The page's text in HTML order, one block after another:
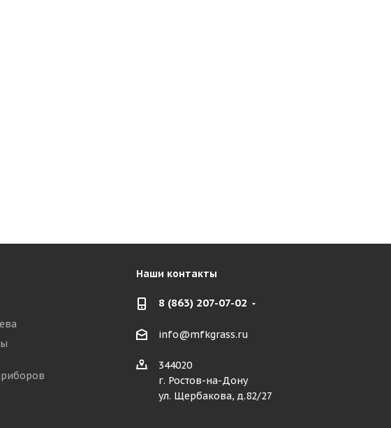
Наши контакты
8 (863) 207-07-02
info@mfkgrass.ru
344020
г. Ростов-на-Дону
ул. Щербакова, д.82/27